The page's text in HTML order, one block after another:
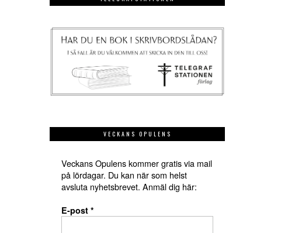
VECKANS OPULENS
Veckans Opulens kommer gratis via mail
på lördagar. Du kan när som helst
avsluta nyhetsbrevet. Anmäl dig här:
E-post *